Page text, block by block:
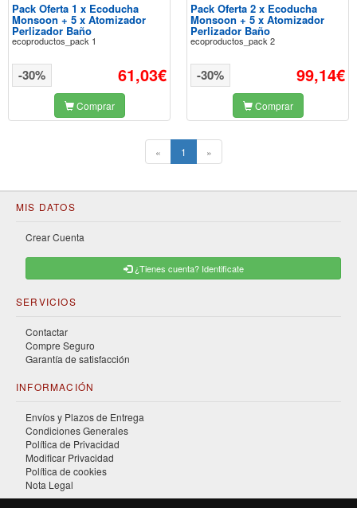
Pack Oferta 1 x Ecoducha
Monsoon + 5 x Atomizador
Perlizador Baño
ecoproductos_pack 1
61,03€
-30%
Comprar
Pack Oferta 2 x Ecoducha
Monsoon + 5 x Atomizador
Perlizador Baño
ecoproductos_pack 2
99,14€
-30%
Comprar
« 1 (current)
»
MIS DATOS
Crear Cuenta
¿Tienes cuenta? Identificate
SERVICIOS
Contactar
Compre Seguro
Garantía de satisfacción
INFORMACIÓN
Envíos y Plazos de Entrega
Condiciones Generales
Política de Privacidad
Modificar Privacidad
Política de cookies
Nota Legal